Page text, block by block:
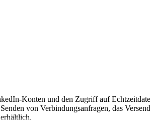
Konten und den Zugriff auf
von Verbindungsanfragen, das